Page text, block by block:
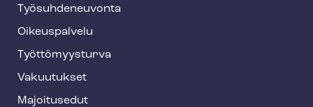
f
o
o
t
e
Työ­suh­de­neu­von­ta
Oikeuspalvelu
Työt­tö­myys­tur­va
Vakuutukset
Majoitusedut